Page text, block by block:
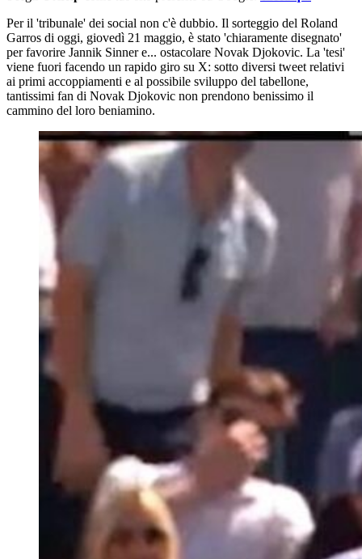
Per il 'tribunale' dei social non c'è dubbio. Il sorteggio del Roland
Garros di oggi, giovedì 21 maggio, è stato 'chiaramente disegnato'
per favorire Jannik Sinner e... ostacolare Novak Djokovic. La 'tesi'
viene fuori facendo un rapido giro su X: sotto diversi tweet relativi
ai primi accoppiamenti e al possibile sviluppo del tabellone,
tantissimi fan di Novak Djokovic non prendono benissimo il
cammino del loro beniamino.